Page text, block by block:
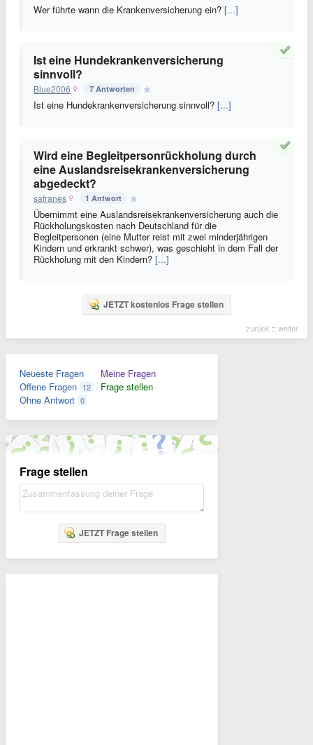
Wer führte wann die Krankenversicherung ein? [...]
Ist eine Hundekrankenversicherung
sinnvoll?
Blue2006 7 Antworten
Ist eine Hundekrankenversicherung sinnvoll? [...]
Wird eine Begleitpersonrückholung durch
eine Auslandsreisekrankenversicherung
abgedeckt?
safranes 1 Antwort
Übernimmt eine Auslandsreisekrankenversicherung auch die
Rückholungskosten nach Deutschland für die
Begleitpersonen (eine Mutter reist mit zwei minderjährigen
Kindern und erkrankt schwer), was geschieht in dem Fall der
Rückholung mit den Kindern? [...]
JETZT kostenlos Frage stellen
zurück :: weiter
Neueste Fragen
Offene Fragen 12
Ohne Antwort 0
Meine Fragen
Frage stellen
Frage stellen
JETZT Frage stellen